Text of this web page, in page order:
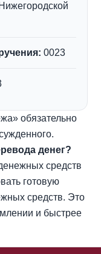
0023
обязательно
денег?
средств
готовую
средств. Это
и быстрее